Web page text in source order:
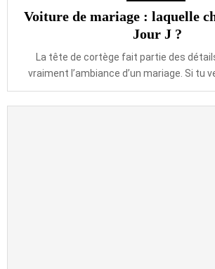
Voiture de mariage : laquelle
Jour J ?
La tête de cortège fait partie des
vraiment l’ambiance d’un mariage. Si tu